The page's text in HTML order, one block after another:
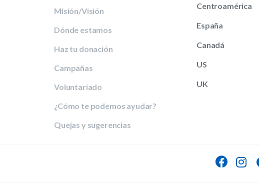
Misión/Visión
Dónde estamos
Haz tu donación
Campañas
Voluntariado
¿Cómo te podemos ayudar?
Quejas y sugerencias
Centroamérica
España
Canadá
US
UK